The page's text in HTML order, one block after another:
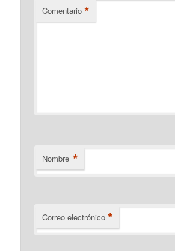
Comentario *
Nombre *
Correo electrónico *